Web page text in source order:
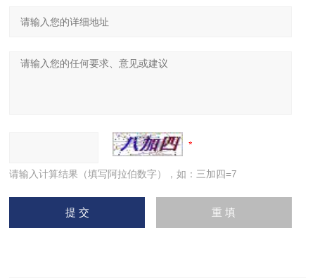
请输入计算结果（填写阿拉伯数字），如：三加四=7